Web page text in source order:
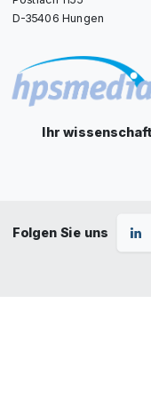
D-35406 Hungen
Ihr
Folgen Sie uns